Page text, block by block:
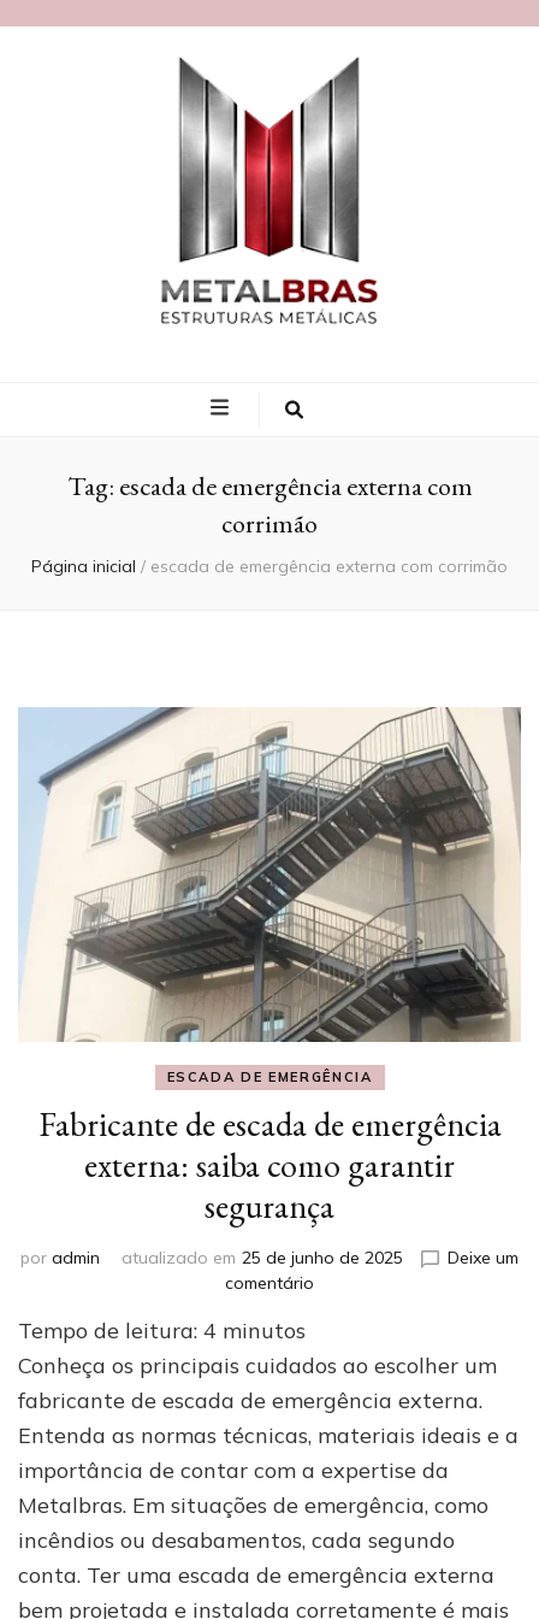
Tag: escada de emergência externa com
corrimão
Página inicial / escada de emergência externa com corrimão
ESCADA DE EMERGÊNCIA
Fabricante de escada de emergência
externa: saiba como garantir
segurança
por admin atualizado em 25 de junho de 2025
Deixe um
comentário
escada
emergência
externa:
como
garantir
segurança
Tempo de leitura: 4 minutos
Conheça os principais cuidados ao escolher um
fabricante de escada de emergência externa.
Entenda as normas técnicas, materiais ideais e a
importância de contar com a expertise da
Metalbras. Em situações de emergência, como
incêndios ou desabamentos, cada segundo
conta. Ter uma escada de emergência externa
bem projetada e instalada corretamente é mais